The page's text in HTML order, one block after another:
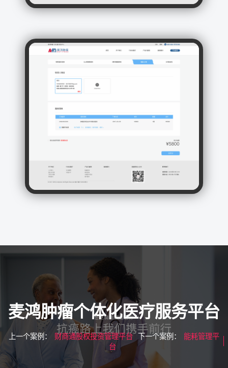
麦鸿肿瘤个体化医疗服务平台
上一个案例： 财商通股权投资管理平台 下一个案例：
能耗管理平
台